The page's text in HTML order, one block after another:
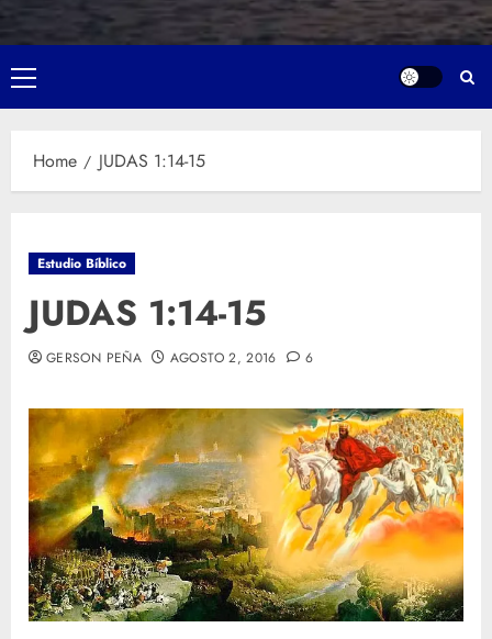
Primary
Menu
Home JUDAS 1:14-15
Estudio Bíblico
JUDAS 1:14-15
GERSON PEÑA AGOSTO 2, 2016 6